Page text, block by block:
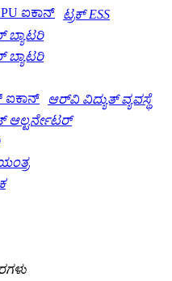
ಟ್ರಕ್ ESS
ಬ್ಯಾಟರಿ
ಬ್ಯಾಟರಿ
ಆರ್‌ವಿ ವಿದ್ಯುತ್ ವ್ಯವಸ್ಥೆ
ಆಲ್ಟರ್ನೇಟರ್